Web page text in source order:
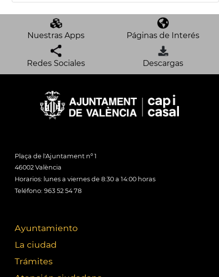
Nuestras Apps Páginas de Interés
Redes Sociales Descargas
Plaça de l'Ajuntament nº 1
46002 València
Horarios: lunes a viernes de 8:30 a 14:00 horas
Teléfono: 963 52 54 78
Ayuntamiento
La ciudad
Trámites